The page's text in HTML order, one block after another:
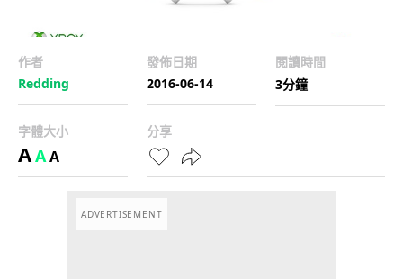
作者
Redding
發佈日期
2016-06-14
閱讀時間
3分鐘
字體大小
AAA
分享
ADVERTISEMENT